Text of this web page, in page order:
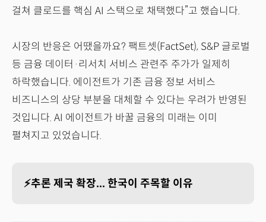
걸쳐 클로드를 핵심 AI 스택으로 채택했다”고 했습니다.
시장의 반응은 어땠을까요? 팩트셋(FactSet), S&P 글로벌
등 금융 데이터·리서치 서비스 관련주 주가가 일제히
하락했습니다. 에이전트가 기존 금융 정보 서비스
비즈니스의 상당 부분을 대체할 수 있다는 우려가 반영된
것입니다. AI 에이전트가 바꿀 금융의 미래는 이미
펼쳐지고 있었습니다.
⚡추론 제국 확장... 한국이 주목할 이유